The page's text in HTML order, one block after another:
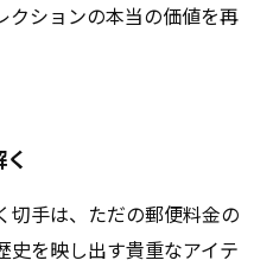
クションの本当の価値を再
切手は、ただの郵便料金の
史を映し出す貴重なアイテ